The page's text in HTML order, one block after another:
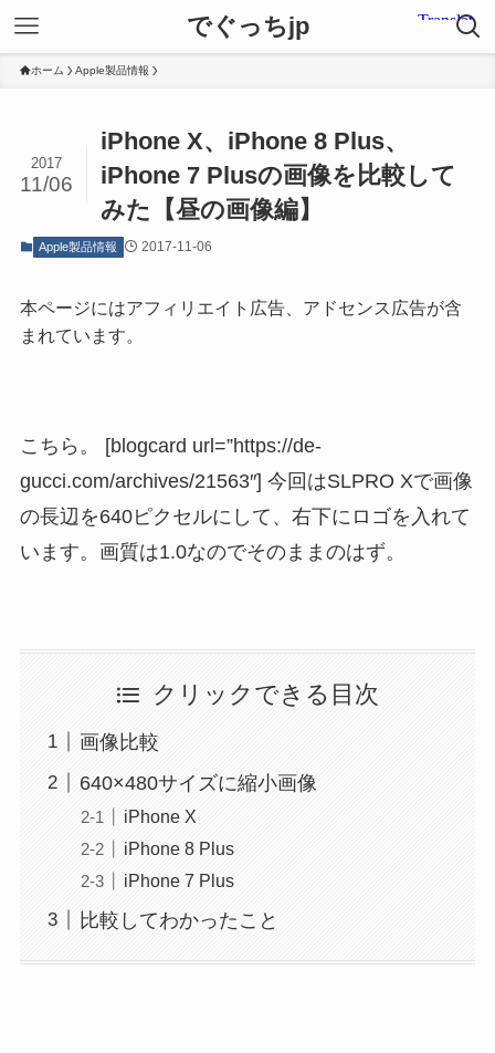
でぐっちjp
ホーム Apple製品情報
iPhone X、iPhone 8 Plus、
iPhone 7 Plusの画像を比較して
みた【昼の画像編】
2017
11/06
Apple製品情報 2017-11-06
本ページにはアフィリエイト広告、アドセンス広告が含
まれています。
こちら。 [blogcard url=”https://de-
gucci.com/archives/21563″] 今回はSLPRO Xで画像
の長辺を640ピクセルにして、右下にロゴを入れて
います。画質は1.0なのでそのままのはず。
クリックできる目次
画像比較
640×480サイズに縮小画像
iPhone X
iPhone 8 Plus
iPhone 7 Plus
比較してわかったこと